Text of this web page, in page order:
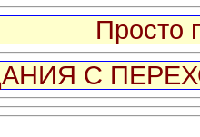
Просто
С